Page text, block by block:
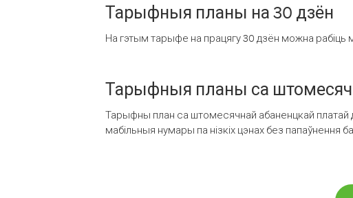
Тарыфныя планы на 30 дзён
На гэтым тарыфе на працягу 30 дзён можна рабіць
Тарыфныя планы са
Тарыфны план са штомесячнай абаненцкай платай
мабільныя нумары па нізкіх цэнах без папаўнення